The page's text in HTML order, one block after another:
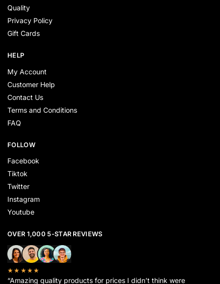
Quality
Privacy Policy
Gift Cards
HELP
My Account
Customer Help
Contact Us
Terms and Conditions
FAQ
FOLLOW
Facebook
Tiktok
Twitter
Instagram
Youtube
OVER 1,000 5-STAR REVIEWS
★★★★★
“Amazing quality products for prices I didn’t think were